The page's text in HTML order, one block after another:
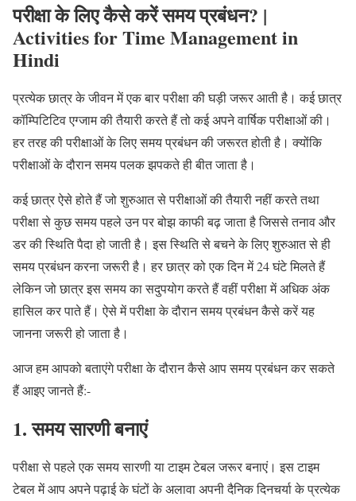
परीक्षा के लिए कैसे करें समय प्रबंधन? |
Activities for Time Management in
Hindi
प्रत्येक छात्र के जीवन में एक बार परीक्षा की घड़ी जरूर आती है। कई छात्र
कॉम्पिटिटिव एग्जाम की तैयारी करते हैं तो कई अपने वार्षिक परीक्षाओं की।
हर तरह की परीक्षाओं के लिए समय प्रबंधन की जरूरत होती है। क्योंकि
परीक्षाओं के दौरान समय पलक झपकते ही बीत जाता है।
कई छात्र ऐसे होते हैं जो शुरुआत से परीक्षाओं की तैयारी नहीं करते तथा
परीक्षा से कुछ समय पहले उन पर बोझ काफी बढ़ जाता है जिससे तनाव और
डर की स्थिति पैदा हो जाती है। इस स्थिति से बचने के लिए शुरुआत से ही
समय प्रबंधन करना जरूरी है। हर छात्र को एक दिन में 24 घंटे मिलते हैं
लेकिन जो छात्र इस समय का सदुपयोग करते हैं वहीं परीक्षा में अधिक अंक
हासिल कर पाते हैं। ऐसे में परीक्षा के दौरान समय प्रबंधन कैसे करें यह
जानना जरूरी हो जाता है।
आज हम आपको बताएंगे परीक्षा के दौरान कैसे आप समय प्रबंधन कर सकते
हैं आइए जानते हैं:-
1. समय सारणी बनाएं
परीक्षा से पहले एक समय सारणी या टाइम टेबल जरूर बनाएं। इस टाइम
टेबल में आप अपने पढ़ाई के घंटों के अलावा अपनी दैनिक दिनचर्या के प्रत्येक